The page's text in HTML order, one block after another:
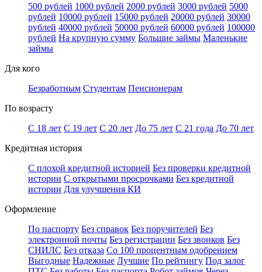
500 рублей 1000 рублей 2000 рублей 3000 рублей 5000
рублей 10000 рублей 15000 рублей 20000 рублей 30000
рублей 40000 рублей 50000 рублей 60000 рублей 100000
рублей На крупную сумму Большие займы Маленькие
займы
Для кого
Безработным Студентам Пенсионерам
По возрасту
С 18 лет С 19 лет С 20 лет До 75 лет С 21 года До 70 лет
Кредитная история
С плохой кредитной историей Без проверки кредитной
истории С открытыми просрочками Без кредитной
истории Для улучшения КИ
Оформление
По паспорту Без справок Без поручителей Без
электронной почты Без регистрации Без звонков Без
СНИЛС Без отказа Со 100 процентным одобрением
Выгодные Надежные Лучшие По рейтингу Под залог